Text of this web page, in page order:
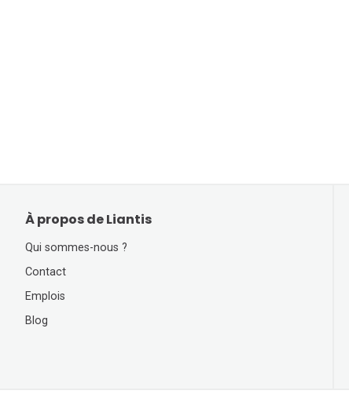
À propos de Liantis
Qui sommes-nous ?
Contact
Emplois
Blog